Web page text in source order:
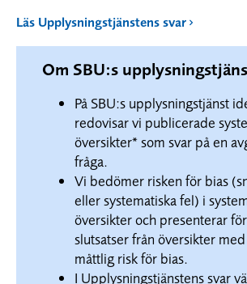
Läs Upplysningstjänstens svar
Om SBU:s
På SBU:s upplysningstjänst
redovisar vi publicerade
översikter* som svar på en
fråga.
Vi bedömer risken för bias
eller systematiska fel) i
översikter och presenterar
slutsatser från översikter
måttlig risk för bias.
I Upplysningstjänstens svar